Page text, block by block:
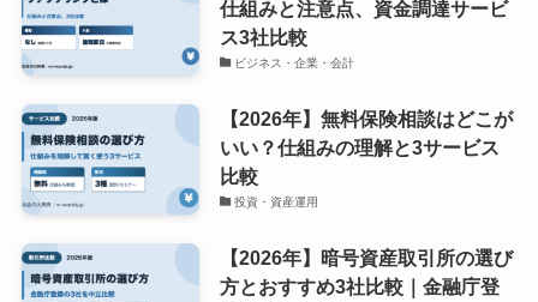
仕組みと注意点、資金調達サービ
ス3社比較
ビジネス・企業・会計
【2026年】無料保険相談はどこが
いい？仕組みの理解と3サービス
比較
投資・資産運用
【2026年】暗号資産取引所の選び
方とおすすめ3社比較｜金融庁登